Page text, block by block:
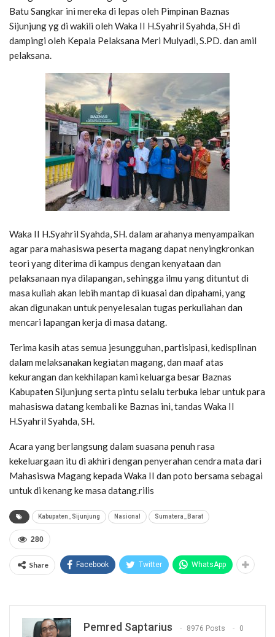
Batu Sangkar ini mereka di lepas oleh Pimpinan Baznas
Sijunjung yg di wakili oleh Waka II H.Syahril Syahda, SH di
dampingi oleh Kepala Pelaksana Meri Mulyadi, S.PD. dan amil
pelaksana.
Waka II H.Syahril Syahda, SH. dalam arahanya menyampaikan
agar para mahasiswa peserta magang dapat nenyingkronkan
teori yang diterima di kampus dengan kenyataan dan
pelaksanaan nya dilapangan, sehingga ilmu yang dituntut di
masa kuliah akan lebih mantap di kuasai dan dipahami, yang
akan digunakan untuk penyelesaian tugas perkuliahan dan
mencari lapangan kerja di masa datang.
Terima kasih atas semua jesungguhan, partisipasi, kedisplinan
dalam melaksanakan kegiatan magang, dan maaf atas
kekurangan dan kekhilapan kami keluarga besar Baznas
Kabupaten Sijunjung serta pintu selalu terbuka lebar untuk para
mahasiswa datang kembali ke Baznas ini, tandas Waka II
H.Syahril Syahda, SH.
Acara yang berlangsung dalam suasana penuh rasa
kekeluargaan itu di akhiri dengan penyerahan cendra mata dari
Mahasiswa Magang kepada Waka II dan poto bersama sebagai
untuk di kenang ke masa datang.rilis
Kabupaten_Sijunjung Nasional Sumatera_Barat
280
Share Facebook Twitter WhatsApp
Pemred Saptarius 8976 Posts 0